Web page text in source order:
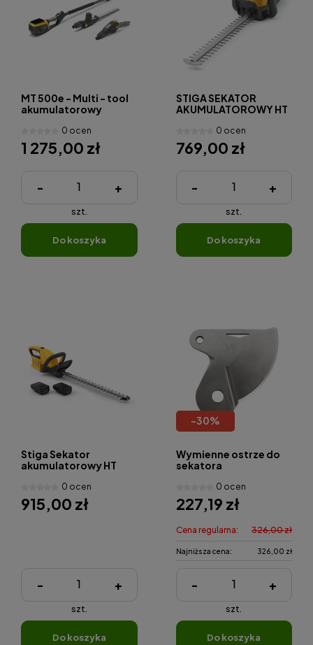
MT 500e - Multi - tool
akumulatorowy
0 ocen
1 275,00 zł
- +
szt.
do koszyka
STIGA SEKATOR
AKUMULATOROWY HT
0 ocen
769,00 zł
- +
szt.
do koszyka
Stiga Sekator
akumulatorowy HT
0 ocen
915,00 zł
- +
szt.
do koszyka
-30%
Wymienne ostrze do
sekatora
0 ocen
227,19 zł
Cena regularna: 326,00 zł
Najniższa cena: 326,00 zł
- +
szt.
do koszyka